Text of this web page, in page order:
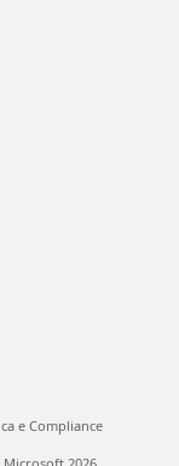
e Compliance